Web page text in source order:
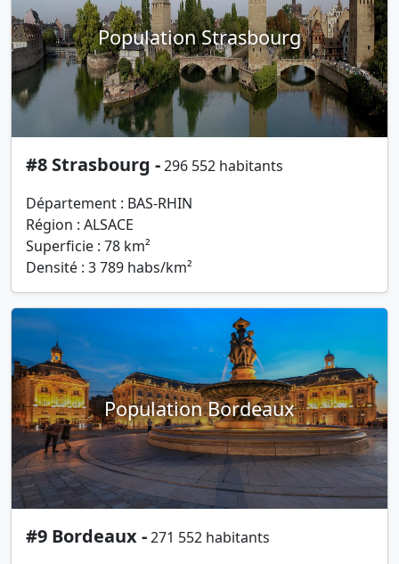
Population Strasbourg
#8 Strasbourg -296 552 habitants
Département : BAS-RHIN
Région : ALSACE
Superficie : 78 km²
Densité : 3 789 habs/km²
Population Bordeaux
#9 Bordeaux -271 552 habitants